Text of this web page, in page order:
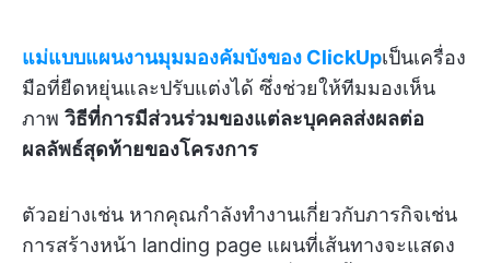
แม่แบบแผนงานมุมมองคัมบังของ ClickUpเป็นเครื่อง
มือที่ยืดหยุ่นและปรับแต่งได้ ซึ่งช่วยให้ทีมมองเห็น
ภาพ วิธีที่การมีส่วนร่วมของแต่ละบุคคลส่งผลต่อ
ผลลัพธ์สุดท้ายของโครงการ
ตัวอย่างเช่น หากคุณกำลังทำงานเกี่ยวกับภารกิจเช่น
การสร้างหน้า landing page แผนที่เส้นทางจะแสดง